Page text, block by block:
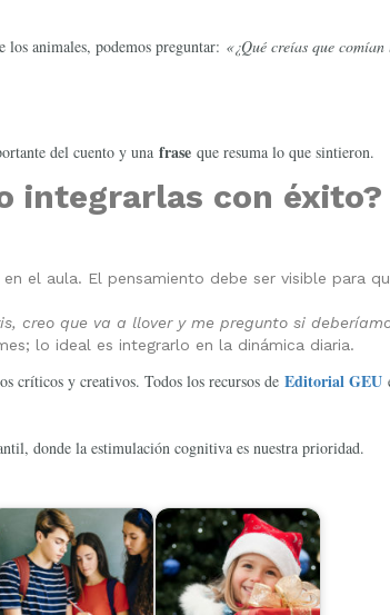
los animales, podemos preguntar: «¿Qué creías que
del cuento y una frase que resuma lo que sintieron.
integrarlas con éxito?
el aula. El pensamiento debe ser visible para
creo que va a llover y me pregunto si
lo ideal es integrarlo en la dinámica diaria.
críticos y creativos. Todos los recursos de Editorial GEU
donde la estimulación cognitiva es nuestra prioridad.